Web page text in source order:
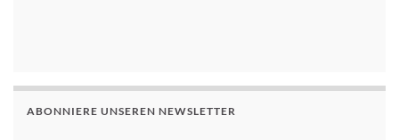
ABONNIERE UNSEREN NEWSLETTER